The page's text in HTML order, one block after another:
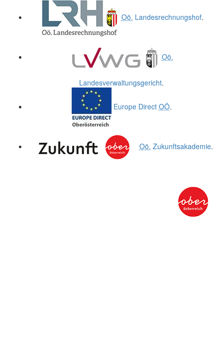
Oö. Landesrechnungshof.
Oö.
Landesverwaltungsgericht.
Europe Direct OÖ.
Oö. Zukunftsakademie.